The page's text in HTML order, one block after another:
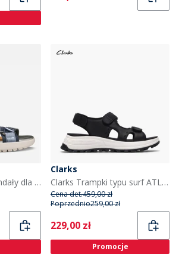
GEOX Flextride S sandały dla niej kolor Navy/Avio
Clarks
Clarks Trampki typu surf ATL Trek dla niej kolor Black Leather
Cena det.459,00 zł
Poprzednio259,00 zł
Current
229,00 zł
Promocje